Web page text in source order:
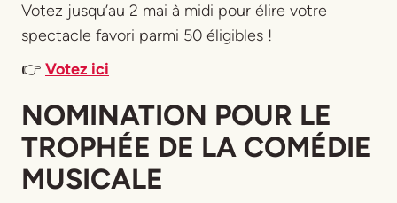
Votez jusqu’au 2 mai à midi pour élire votre
spectacle favori parmi 50 éligibles !
👉 Votez ici
NOMINATION POUR LE
TROPHÉE DE LA COMÉDIE
MUSICALE